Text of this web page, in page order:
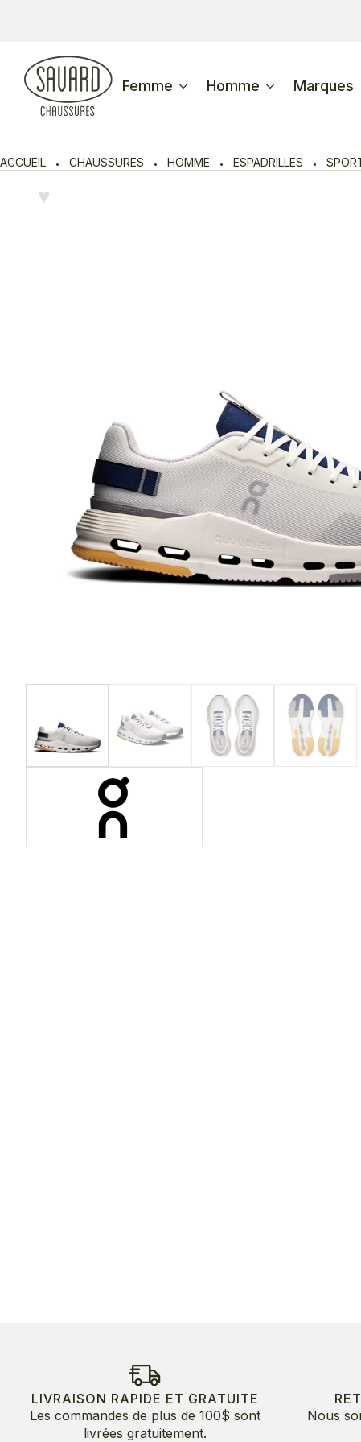
Femme Homme Marques
ACCUEIL CHAUSSURES HOMME ESPADRILLES
♥︎
LIVRAISON RAPIDE ET GRATUITE
Les commandes de plus de 100$ sont
livrées gratuitement.
Nous